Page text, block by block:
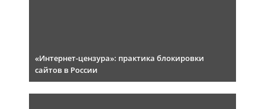
«Интернет-цензура»: практика блокировки
сайтов в России